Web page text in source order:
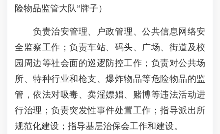
险物品监管大队”牌子）
负责治安管理、户政管理、公共信息网络安
全监察工作；负责车站、码头、广场、街道及校
园周边等社会面的巡逻防控工作；负责对公共场
所、特种行业和枪支、爆炸物品等危险物品的监
管，依法对吸毒、卖淫嫖娼、赌博等违法活动进
行治理；负责突发性事件处置工作；指导派出所
规范化建设；指导基层治保会工作和建设。